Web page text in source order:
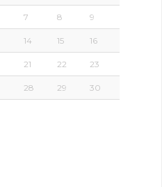
7 8 9
14 15 16
21 22 23
28 29 30